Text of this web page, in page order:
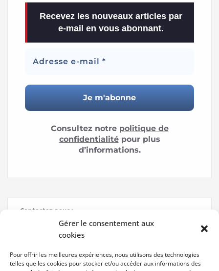
Gérer le consentement aux
cookies
Pour offrir les meilleures expériences, nous utilisons des technologies
telles que les cookies pour stocker et/ou accéder aux informations des
Recevez les nouveaux articles par
e-mail en vous abonnant.
Consultez notre politique de
confidentialitépour plus
d’informations.
Contactez-nous :